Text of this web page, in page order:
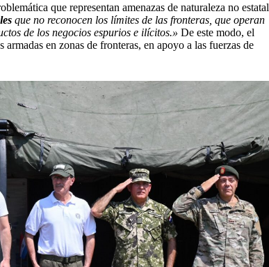
que representan amenazas de naturaleza no estatal
que no reconocen los límites de las fronteras, que operan
de los negocios espurios e ilícitos.» De este modo, el
en zonas de fronteras, en apoyo a las fuerzas de